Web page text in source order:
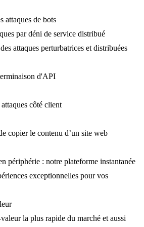
attaques de bots
par déni de service distribué
attaques perturbatrices et distribuées
d'API
côté client
copier le contenu d’un site web
périphérie : notre plateforme instantanée
exceptionnelles pour vos
la plus rapide du marché et aussi